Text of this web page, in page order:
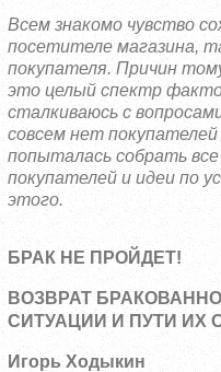
Всем знакомо чувство
посетителе магазина,
покупателя. Причин
это целый спектр
сталкиваюсь с
совсем нет
попыталась собрать
покупателей и идеи по
этого.
БРАК НЕ ПРОЙДЕТ!
ВОЗВРАТ
СИТУАЦИИ И ПУТИ ИХ
Игорь Ходыкин